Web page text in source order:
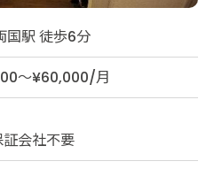
国駅 徒歩6分
～¥60,000/月
会社不要